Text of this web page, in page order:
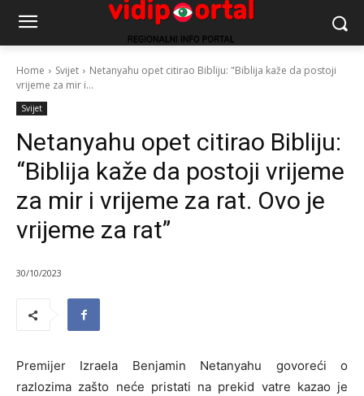
Home Svijet
Netanyahu opet citirao Bibliju: "Biblija kaže da postoji
vrijeme za mir i...
Svijet
Netanyahu opet citirao Bibliju:
“Biblija kaže da postoji vrijeme
za mir i vrijeme za rat. Ovo je
vrijeme za rat”
30/10/2023
Premijer Izraela Benjamin Netanyahu govoreći o
razlozima zašto neće pristati na prekid vatre kazao je